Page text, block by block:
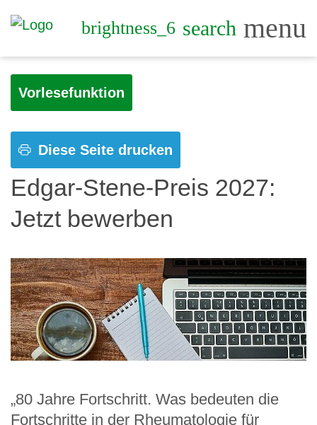
brightness_6 search menu
Vorlesefunktion
Diese Seite drucken
Edgar-Stene-Preis 2027:
Jetzt bewerben
„80 Jahre Fortschritt. Was bedeuten die
Fortschritte in der Rheumatologie für